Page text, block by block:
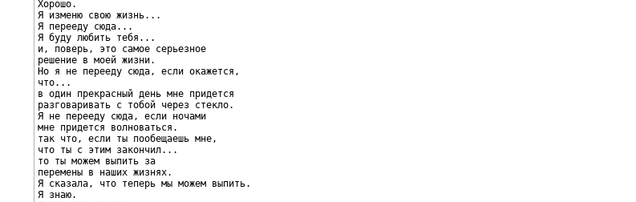
Хорошо.
Я изменю свою жизнь...
Я перееду сюда...
Я буду любить тебя...
и, поверь, это самое серьезное
решение в моей жизни.
Но я не перееду сюда, если окажется,
что...
в один прекрасный день мне придется
разговаривать с тобой через стекло.
Я не перееду сюда, если ночами
мне придется волноваться.
так что, если ты пообещаешь мне,
что ты с этим закончил...
то ты можем выпить за
перемены в наших жизнях.
Я сказала, что теперь мы можем выпить.
Я знаю.